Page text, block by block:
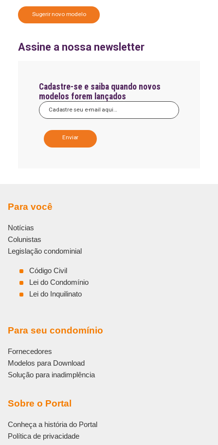
Sugerir novo modelo
Assine a nossa newsletter
Cadastre-se e saiba quando novos
modelos forem lançados
a
e
:
Para você
Notícias
Colunistas
Legislação condominial
Código Civil
Lei do Condomínio
Lei do Inquilinato
Para seu condomínio
Fornecedores
Modelos para Download
Solução para inadimplência
Sobre o Portal
Conheça a história do Portal
Política de privacidade